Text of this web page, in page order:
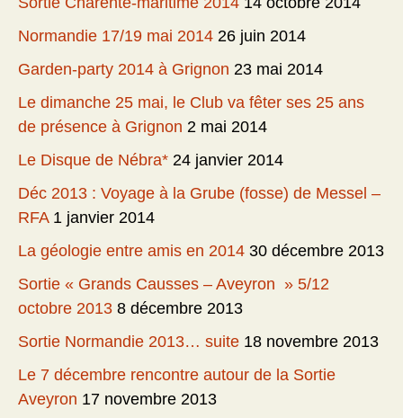
Normandie 17/19 mai 2014 26 juin 2014
Garden-party 2014 à Grignon 23 mai 2014
Le dimanche 25 mai, le Club va fêter ses 25 ans
de présence à Grignon 2 mai 2014
Le Disque de Nébra* 24 janvier 2014
Déc 2013 : Voyage à la Grube (fosse) de Messel –
RFA 1 janvier 2014
La géologie entre amis en 2014 30 décembre 2013
Sortie « Grands Causses – Aveyron » 5/12
octobre 2013 8 décembre 2013
Sortie Normandie 2013… suite 18 novembre 2013
Le 7 décembre rencontre autour de la Sortie
Aveyron 17 novembre 2013